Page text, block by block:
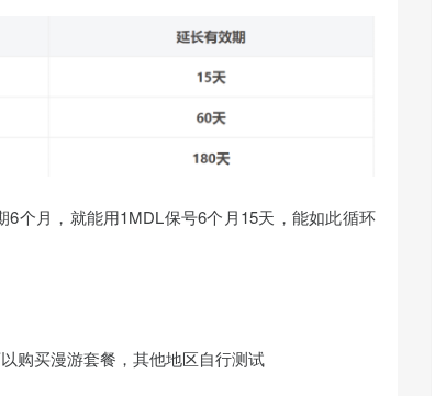
个月，就能用1MDL保号6个月15天，能如此循环
购买漫游套餐，其他地区自行测试